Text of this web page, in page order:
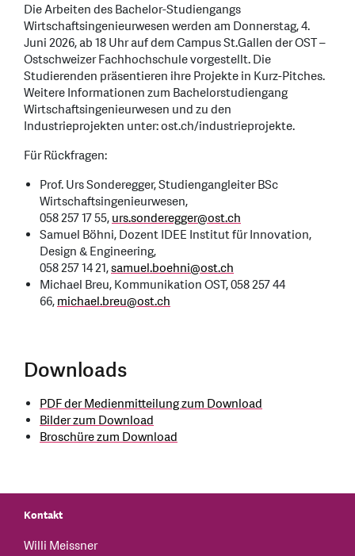
Die Arbeiten des Bachelor-Studiengangs
Wirtschaftsingenieurwesen werden am Donnerstag, 4.
Juni 2026, ab 18 Uhr auf dem Campus St.Gallen der OST –
Ostschweizer Fachhochschule vorgestellt. Die
Studierenden präsentieren ihre Projekte in Kurz-Pitches.
Weitere Informationen zum Bachelorstudiengang
Wirtschaftsingenieurwesen und zu den
Industrieprojekten unter: ost.ch/industrieprojekte.
Für Rückfragen:
Prof. Urs Sonderegger, Studiengangleiter BSc
Wirtschaftsingenieurwesen,
058 257 17 55,urs.sonderegger@ost.ch
Samuel Böhni, Dozent IDEE Institut für Innovation,
Design & Engineering,
058 257 14 21,samuel.boehni@ost.ch
Michael Breu, Kommunikation OST, 058 257 44
66,michael.breu@ost.ch
Downloads
PDF der Medienmitteilung zum Download
Bilder zum Download
Broschüre zum Download
Kontakt
Willi Meissner